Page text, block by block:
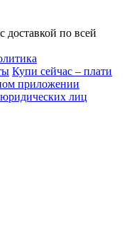
доставкой по всей
Купи сейчас – плати
приложении
лиц